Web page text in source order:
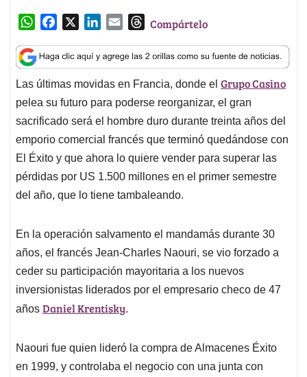
W
a
t
s
A
p
p
c
e
b
o
o
k
n
k
e
d
I
n
a
i
l
T
r
e
a
d
s
Compártelo
Las últimas movidas en Francia, donde el Grupo Casino
pelea su futuro para poderse reorganizar, el gran
sacrificado será el hombre duro durante treinta años del
emporio comercial francés que terminó quedándose con
El Éxito y que ahora lo quiere vender para superar las
pérdidas por US 1.500 millones en el primer semestre
del año, que lo tiene tambaleando.
En la operación salvamento el mandamás durante 30
años, el francés Jean-Charles Naouri, se vio forzado a
ceder su participación mayoritaria a los nuevos
inversionistas liderados por el empresario checo de 47
años Daniel Krentisky.
Naouri fue quien lideró la compra de Almacenes Éxito
en 1999, y controlaba el negocio con una junta con